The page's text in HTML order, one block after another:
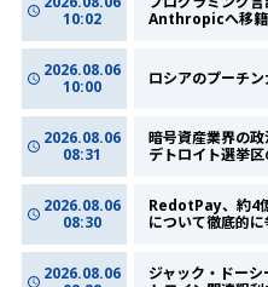
10:02
Anthropicへ移籍
2026.08.06
10:00
ロシアのプーチ
2026.08.06
08:31
暗号資産業界の
デトロイト選挙
2026.08.06
08:30
RedotPay、約4
について徹底的に
2026.08.06
ジャック・ドー